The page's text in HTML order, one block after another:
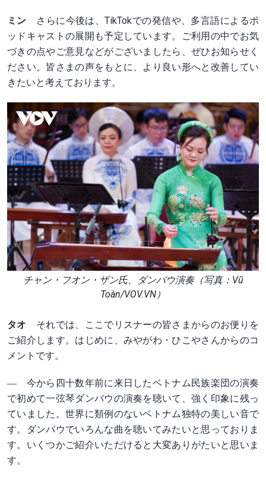
ミン さらに今後は、TikTokでの発信や、多言語によるポ
ッドキャストの展開も予定しています。ご利用の中でお気
づきの点やご意見などがございましたら、ぜひお知らせく
ださい。皆さまの声をもとに、より良い形へと改善してい
きたいと考えております。
チャン・フオン・ザン氏、ダンバウ演奏（写真：Vũ
Toàn/VOV.VN）
タオ それでは、ここでリスナーの皆さまからのお便りを
ご紹介します。はじめに、みやがわ・ひこやさんからのコ
メントです。
― 今から四十数年前に来日したベトナム民族楽団の演奏
で初めて一弦琴ダンバウの演奏を聴いて、強く印象に残っ
ていました。世界に類例のないベトナム独特の美しい音で
す。ダンバウでいろんな曲を聴いてみたいと思っておりま
す。いくつかご紹介いただけると大変ありがたいと思いま
す。